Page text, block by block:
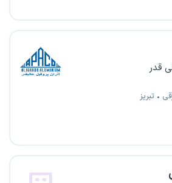
قدر
تبریز